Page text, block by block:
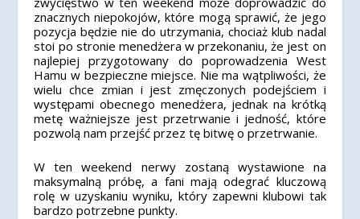
znacznych niepokojów, które mogą sprawić, że jego
pozycja będzie nie do utrzymania, chociaż klub nadal
stoi po stronie menedżera w przekonaniu, że jest on
najlepiej przygotowany do poprowadzenia West
Hamu w bezpieczne miejsce. Nie ma wątpliwości, że
wielu chce zmian i jest zmęczonych podejściem i
występami obecnego menedżera, jednak na krótką
metę ważniejsze jest przetrwanie i jedność, które
pozwolą nam przejść przez tę bitwę o przetrwanie.
W ten weekend nerwy zostaną wystawione na
maksymalną próbę, a fani mają odegrać kluczową
rolę w uzyskaniu wyniku, który zapewni klubowi tak
bardzo potrzebne punkty.